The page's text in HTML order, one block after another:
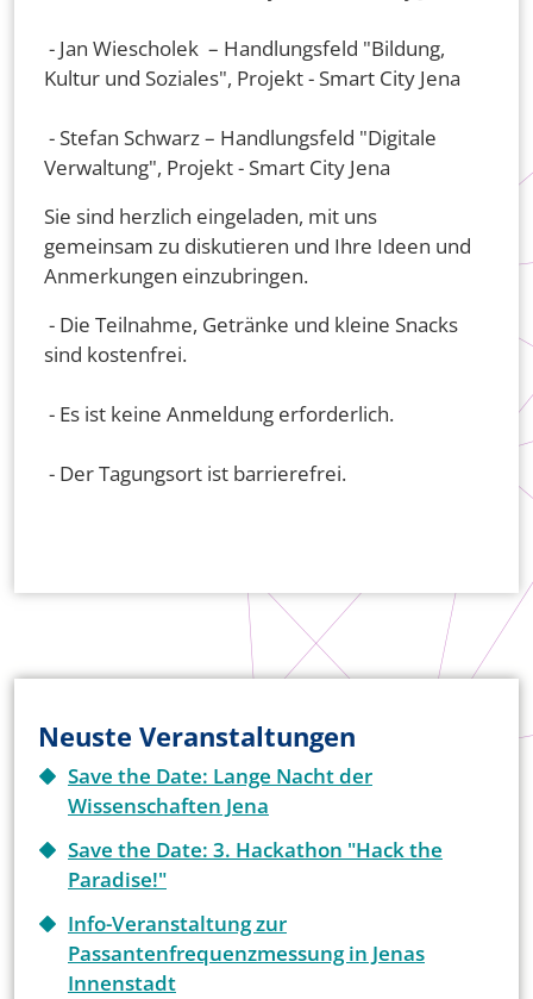
- Jan Wiescholek – Handlungsfeld "Bildung,
Kultur und Soziales", Projekt - Smart City Jena
- Stefan Schwarz – Handlungsfeld "Digitale
Verwaltung", Projekt - Smart City Jena
Sie sind herzlich eingeladen, mit uns
gemeinsam zu diskutieren und Ihre Ideen und
Anmerkungen einzubringen.
- Die Teilnahme, Getränke und kleine Snacks
sind kostenfrei.
- Es ist keine Anmeldung erforderlich.
- Der Tagungsort ist barrierefrei.
Neuste Veranstaltungen
Save the Date: Lange Nacht der
Wissenschaften Jena
Save the Date: 3. Hackathon "Hack the
Paradise!"
Info-Veranstaltung zur
Passantenfrequenzmessung in Jenas
Innenstadt